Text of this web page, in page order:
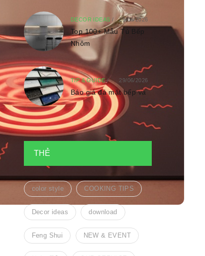
DECOR IDEAS / 29/06/2026
Top 100+ Mẫu Tủ Bếp
Nhôm
TIP & GUIDE/ 29/06/2026
Báo giá đá mặt bếp và
THẺ
color style COOKING TIPS
Decor ideas download
Feng Shui NEW & EVENT